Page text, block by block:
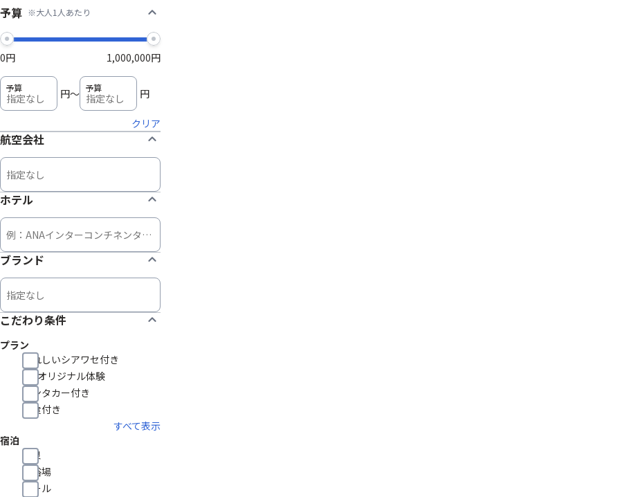
予算 ※大人1人あたり
0円 1,000,000円
円～ 円
クリア
航空会社
ホテル
ブランド
こだわり条件
プラン
うれしいシアワセ付き
HISオリジナル体験
レンタカー付き
朝食付き
すべて表示
宿泊
温泉
大浴場
プール